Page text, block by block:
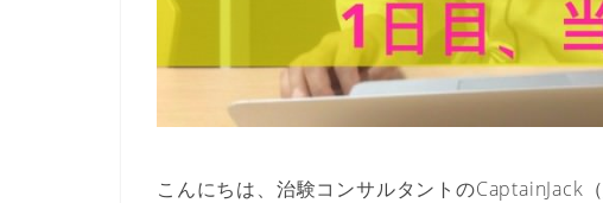
こんにちは、治験コンサルタントのCaptainJack（